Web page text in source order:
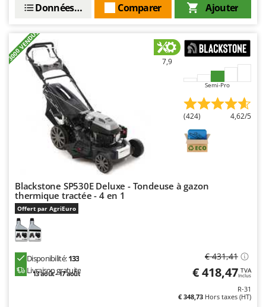
Wolf Garten
Worx
Yard Force
Zanon
Zephir
ZGrills
Zomax
Ajouter
Comparer
Données techniques
+3000 VENDUS 7,9
Semi-Pro
(424) 4,62/5
Blackstone SP530E Deluxe - Tondeuse à gazon
thermique tractée - 4 en 1
Offert par AgriEuro
Disponibilité:133
Livraison gratuite
13 août - 17 août
€ 431,41
€ 418,47 TVA
Inclus
R-31
€ 348,73 Hors taxes (HT)